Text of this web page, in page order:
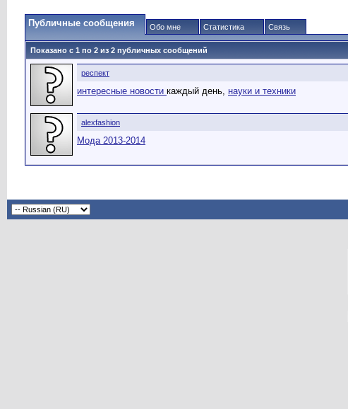
Публичные сообщения Обо мне Статистика Связь
Показано с 1 по 2 из 2 публичных сообщений
респект
интересные новости каждый день, науки и техники
alexfashion
Мода 2013-2014